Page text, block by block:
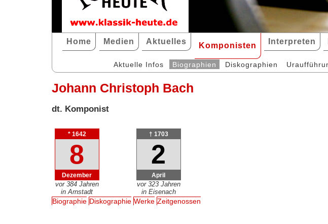
Home Medien Aktuelles Komponisten Interpreten
Aktuelle Infos Biographien Diskographien
Johann Christoph Bach
dt. Komponist
* 1642
8
Dezember
vor 384 Jahren
in Arnstadt
† 1703
2
April
vor 323 Jahren
in Eisenach
Biographie Diskographie Werke Zeitgenossen